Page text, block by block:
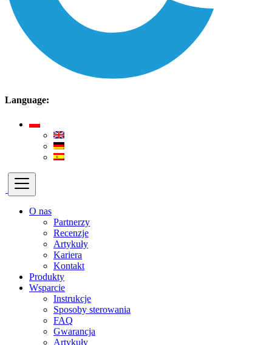
Language:
O nas
Partnerzy
Recenzje
Artykuły
Kariera
Kontakt
Produkty
Wsparcie
Instrukcje
Sposoby sterowania
FAQ
Gwarancja
Artykuły